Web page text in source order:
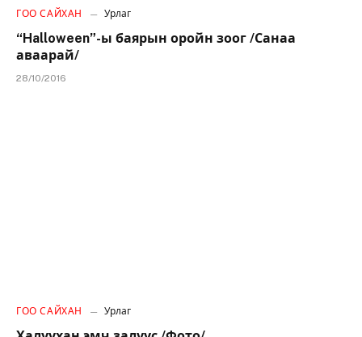
ГОО САЙХАН Урлаг
“Halloween”-ы баярын оройн зоог /Санаа
аваарай/
28/10/2016
ГОО САЙХАН Урлаг